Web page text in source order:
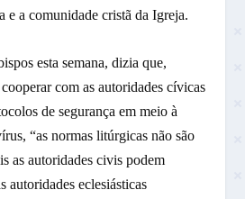
e a comunidade cristã da Igreja.
esta semana, dizia que,
com as autoridades cívicas
de segurança em meio à
“as normas litúrgicas não são
as autoridades civis podem
autoridades eclesiásticas